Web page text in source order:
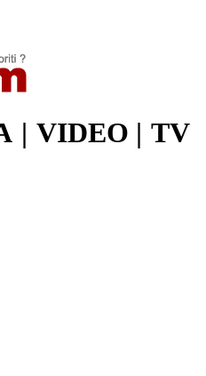
| VIDEO | TV